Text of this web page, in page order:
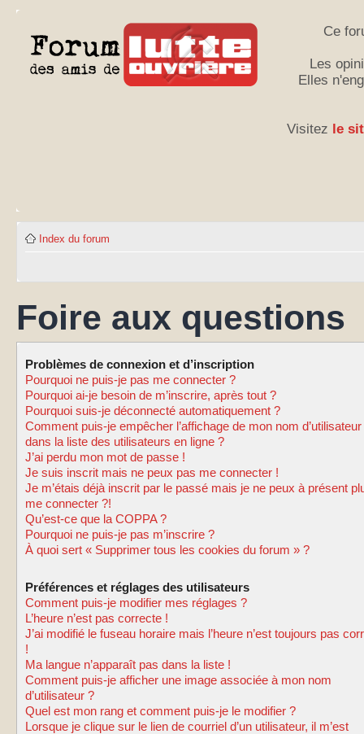
Ce
Les
Elles
Visitez le
Index du forum
Foire aux questions
Problèmes de connexion et d’inscription
Pourquoi ne puis-je pas me connecter ?
Pourquoi ai-je besoin de m’inscrire, après tout ?
Pourquoi suis-je déconnecté automatiquement ?
Comment puis-je empêcher l’affichage de mon nom d’utilisateur
dans la liste des utilisateurs en ligne ?
J’ai perdu mon mot de passe !
Je suis inscrit mais ne peux pas me connecter !
Je m’étais déjà inscrit par le passé mais je ne peux à présent
me connecter ?!
Qu’est-ce que la COPPA ?
Pourquoi ne puis-je pas m’inscrire ?
À quoi sert « Supprimer tous les cookies du forum » ?
Préférences et réglages des utilisateurs
Comment puis-je modifier mes réglages ?
L’heure n’est pas correcte !
J’ai modifié le fuseau horaire mais l’heure n’est toujours pas
!
Ma langue n’apparaît pas dans la liste !
Comment puis-je afficher une image associée à mon nom
d’utilisateur ?
Quel est mon rang et comment puis-je le modifier ?
Lorsque je clique sur le lien de courriel d’un utilisateur, il m’est